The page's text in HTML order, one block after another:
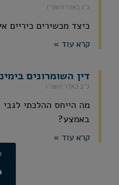
כ״ג באדר תשפ״ו
כיצד מכשירים כיריים
קרא עוד »
דין השומרונים
כ״ב באדר תשפ״ו
מה הייחס ההלכתי לגבי
באמצע?
קרא עוד »